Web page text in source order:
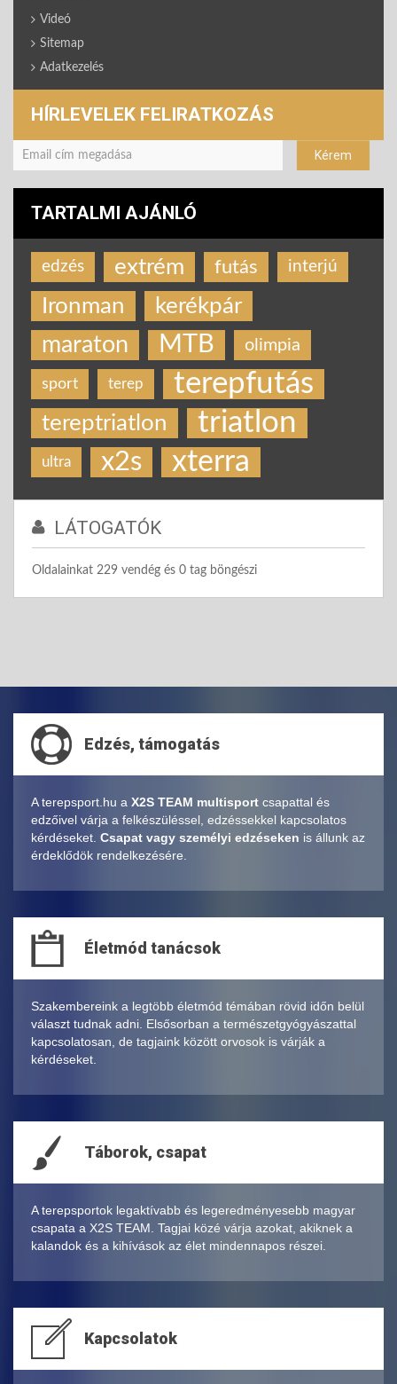
Videó
Sitemap
Adatkezelés
HÍRLEVELEK FELIRATKOZÁS
TARTALMI AJÁNLÓ
edzés extrém futás interjú
Ironman kerékpár
maraton MTB olimpia
sport terep terepfutás
tereptriatlon triatlon
ultra x2s xterra
LÁTOGATÓK
Oldalainkat 229 vendég és 0 tag böngészi
Edzés, támogatás
A terepsport.hu a X2S TEAM multisport csapattal és
edzőivel várja a felkészüléssel, edzéssekkel kapcsolatos
kérdéseket. Csapat vagy személyi edzéseken is állunk az
érdeklődök rendelkezésére.
Életmód tanácsok
Szakembereink a legtöbb életmód témában rövid időn belül
választ tudnak adni. Elsősorban a természetgyógyászattal
kapcsolatosan, de tagjaink között orvosok is várják a
kérdéseket.
Táborok, csapat
A terepsportok legaktívabb és legeredményesebb magyar
csapata a X2S TEAM. Tagjai közé várja azokat, akiknek a
kalandok és a kihívások az élet mindennapos részei.
Kapcsolatok